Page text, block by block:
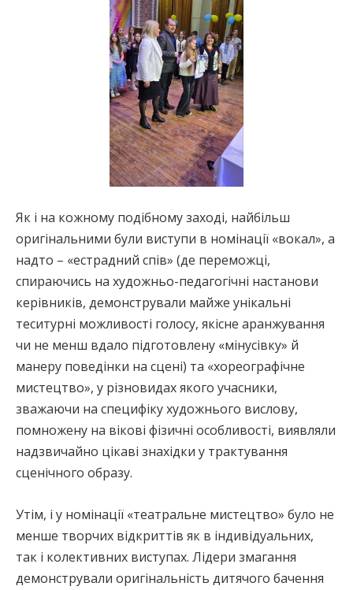
Як і на кожному подібному заході, найбільш
оригінальними були виступи в номінації «вокал», а
надто – «естрадний спів» (де переможці,
спираючись на художньо-педагогічні настанови
керівників, демонстрували майже унікальні
теситурні можливості голосу, якісне аранжування
чи не менш вдало підготовлену «мінусівку» й
манеру поведінки на сцені) та «хореографічне
мистецтво», у різновидах якого учасники,
зважаючи на специфіку художнього вислову,
помножену на вікові фізичні особливості, виявляли
надзвичайно цікаві знахідки у трактування
сценічного образу.
Утім, і у номінації «театральне мистецтво» було не
менше творчих відкриттів як в індивідуальних,
так і колективних виступах. Лідери змагання
демонстрували оригінальність дитячого бачення